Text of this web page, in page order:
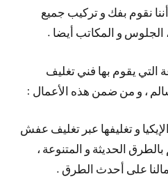
نقوم بفك و تركيب جميع
الجلوس و المكاتب أيضا .
التي يقوم بها فني تغليف
، و من ضمن هذه الأعمال :
و تغليفها عبر تغليف عفش
الحديثة و المتنوعة ،
على أحدث الطرق .